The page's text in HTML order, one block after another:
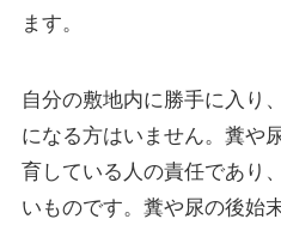
ます。
自分の敷地内に勝手に入り
になる方はいません。糞や
育している人の責任であり
いものです。糞や尿の後始